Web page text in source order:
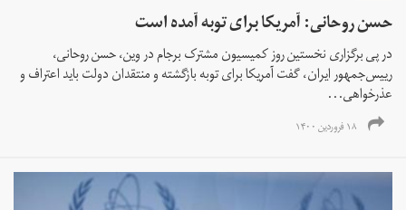
حسن روحانی: آمریکا برای توبه آمده است
در پی برگزاری نخستین روز کمیسیون مشترک برجام در وین، حسن روحانی،
رییس‌جمهور ایران، گفت آمریکا برای توبه بازگشته و منتقدان دولت باید اعتراف و
عذرخواهی...
۱۸ فروردین ۱۴۰۰